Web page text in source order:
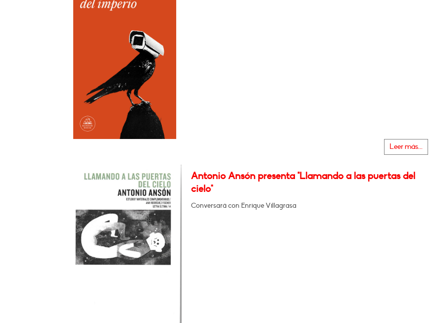
Leer más...
Antonio Ansón presenta "Llamando a las puertas del
cielo"
Conversará con Enrique Villagrasa